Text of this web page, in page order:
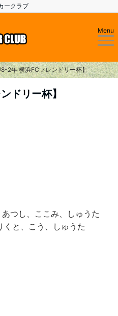
ークラブ
Menu
2年 横浜FCフレンドリー杯】
ドリー杯】
つし、ここみ、しゅうた
と、こう、しゅうた